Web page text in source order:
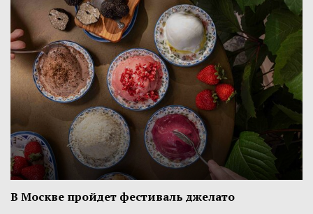
В Москве пройдет фестиваль джелато